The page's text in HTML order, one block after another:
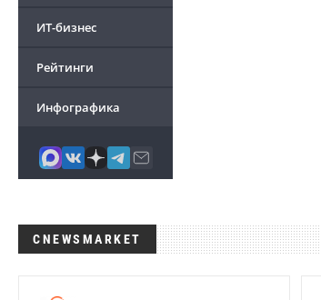
ИТ-бизнес
Рейтинги
Инфографика
CNEWSMARKET